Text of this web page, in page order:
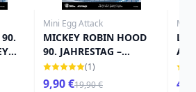
90.
Mini Egg Attack
MICKEY ROBIN HOOD
90. JAHRESTAG –
DISNEY-MINI-EI-
ANGRIFF
(1)
9,90 €19,90 €
Mini